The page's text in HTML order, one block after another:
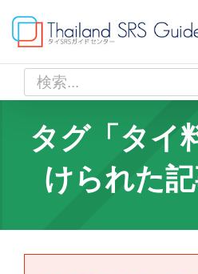
content
索
タグ「タイ
けられた